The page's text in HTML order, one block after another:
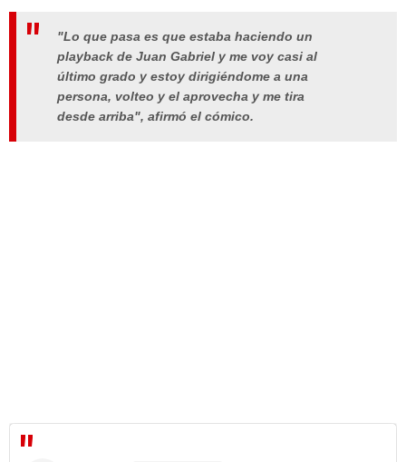
"Lo que pasa es que estaba haciendo un
playback de Juan Gabriel y me voy casi al
último grado y estoy dirigiéndome a una
persona, volteo y el aprovecha y me tira
desde arriba", afirmó el cómico.